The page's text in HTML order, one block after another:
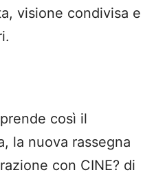
visione condivisa e
così il
la nuova rassegna
con CINE? di